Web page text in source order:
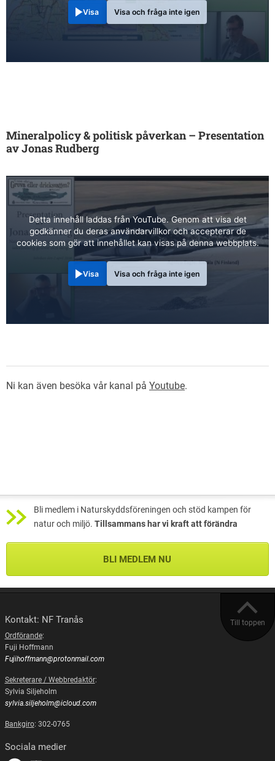
Visa Visa och fråga inte igen
Mineralpolicy & politisk påverkan – Presentation
av Jonas Rudberg
Detta innehåll laddas från YouTube. Genom att visa det
godkänner du deras användarvillkor och accepterar de
cookies som gör att innehållet kan visas på denna webbplats.
Visa Visa och fråga inte igen
Ni kan även besöka vår kanal på Youtube.
Bli medlem i Naturskyddsföreningen och stöd kampen för
natur och miljö. Tillsammans har vi kraft att förändra
BLI MEDLEM NU
Till toppen
Kontakt: NF Tranås
Ordförande:
Fuji Hoffmann
Fujihoffmann@protonmail.com
Sekreterare / Webbredaktör:
Sylvia Siljeholm
sylvia.siljeholm@icloud.com
Bankgiro: 302-0765
Sociala medier